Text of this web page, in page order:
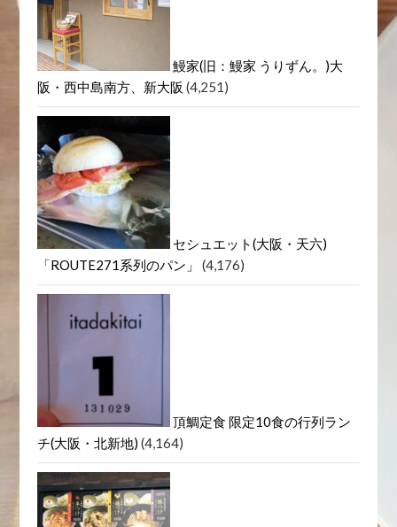
鰻家(旧：鰻家 うりずん。)大
阪・西中島南方、新大阪 (4,251)
セシュエット(大阪・天六)
「ROUTE271系列のパン」
(4,176)
頂鯛定食 限定10食の行列ラン
チ(大阪・北新地) (4,164)